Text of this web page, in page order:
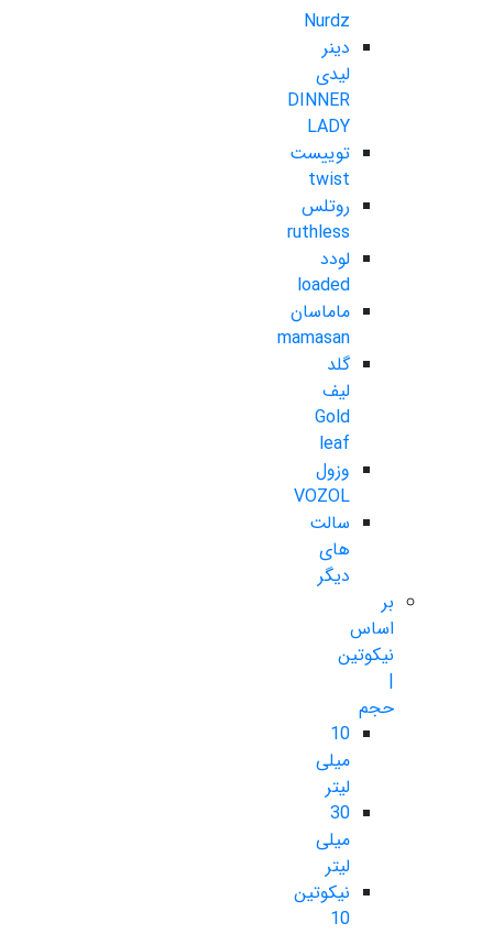
Nurdz
دینر
لیدی
DINNER
LADY
توییست
twist
روتلس
ruthless
لودد
loaded
ماماسان
mamasan
گلد
لیف
Gold
leaf
وزول
VOZOL
سالت
های
دیگر
بر
اساس
نیکوتین
|
حجم
10
میلی
لیتر
30
میلی
لیتر
نیکوتین
10